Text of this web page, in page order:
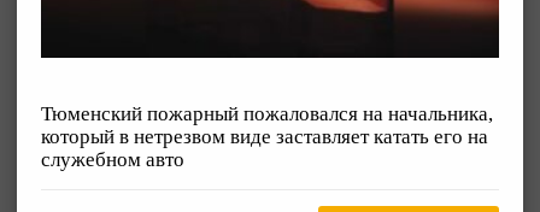
Тюменский пожарный пожаловался на начальника,
который в нетрезвом виде заставляет катать его на
служебном авто